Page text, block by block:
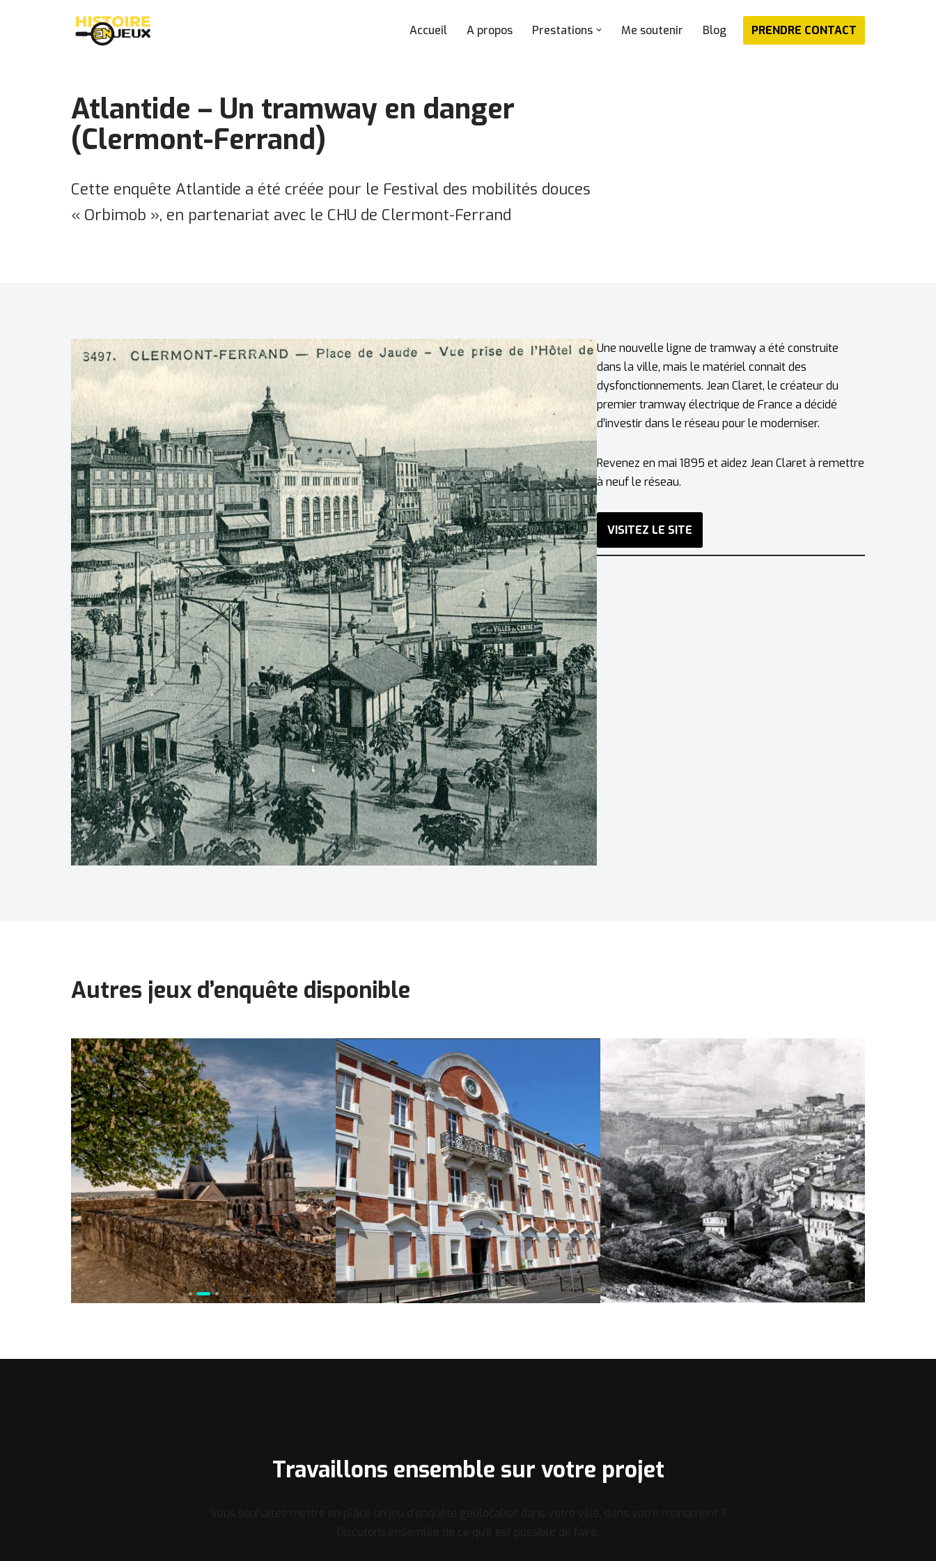
Accueil A propos Prestations Me soutenir Blog PRENDRE CONTACT
Atlantide – Un tramway en danger
(Clermont-Ferrand)
Cette enquête Atlantide a été créée pour le Festival des mobilités douces
« Orbimob », en partenariat avec le CHU de Clermont-Ferrand
Une nouvelle ligne de tramway a été construite
dans la ville, mais le matériel connait des
dysfonctionnements. Jean Claret, le créateur du
premier tramway électrique de France a décidé
d’investir dans le réseau pour le moderniser.
Revenez en mai 1895 et aidez Jean Claret à remettre
à neuf le réseau.
VISITEZ LE SITE
Autres jeux d’enquête disponible
Travaillons ensemble sur votre projet